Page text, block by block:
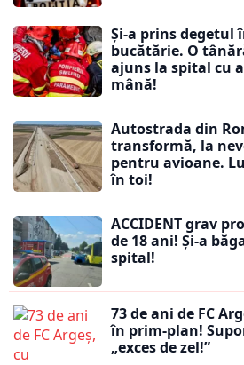
Și-a prins degetul
bucătărie. O
ajuns la spital cu
mână!
Autostrada din
transformă, la
pentru avioane.
în toi!
ACCIDENT grav
de 18 ani! Și-a
spital!
73 de ani de FC
în prim-plan!
„exces de zel!”